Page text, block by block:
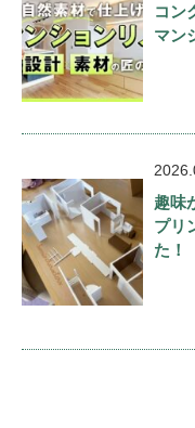
コン
マン
趣味
プリ
た！